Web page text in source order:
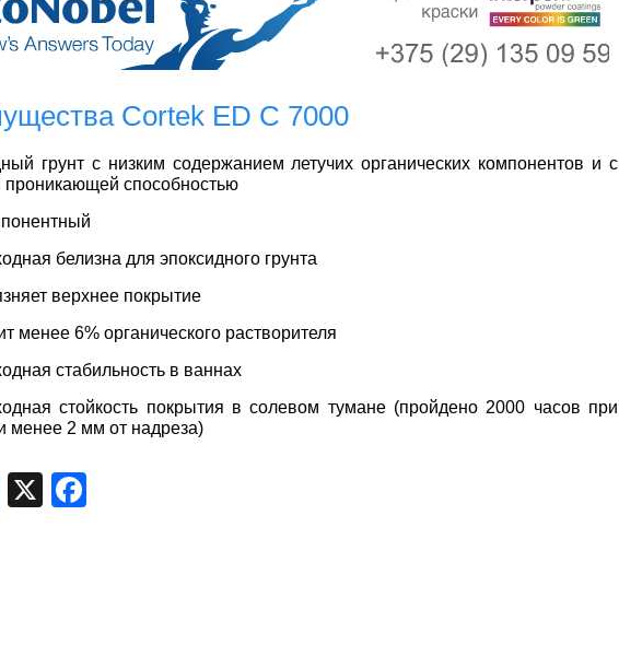
Cortek ED С 7000
грунт с низким содержанием летучих органических компонентов и с
проникающей способностью
белизна для эпоксидного грунта
верхнее покрытие
менее 6% органического растворителя
стабильность в ваннах
стойкость покрытия в солевом тумане (пройдено 2000 часов при
менее 2 мм от надреза)
VK X